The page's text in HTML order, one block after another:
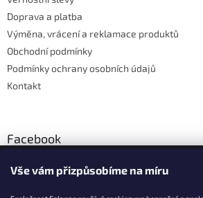
Vše vám přizpůsobíme na míru
Doprava a platba
Výměna, vrácení a reklamace produktů
Obchodní podmínky
Podmínky ochrany osobních údajů
Kontakt
Facebook